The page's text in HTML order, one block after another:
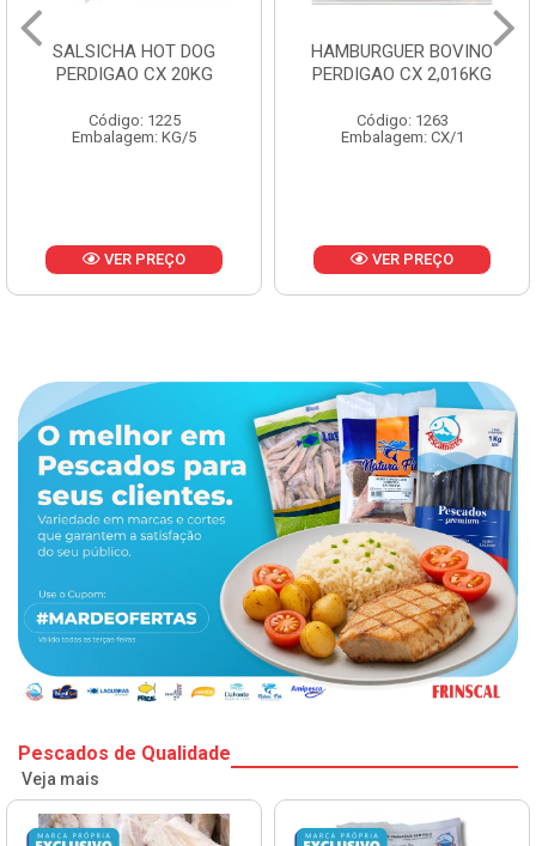
SALSICHA HOT DOG
PERDIGAO CX 20KG
Código: 1225
Embalagem: KG/5
VER PREÇO
HAMBURGUER BOVINO
PERDIGAO CX 2,016KG
Código: 1263
Embalagem: CX/1
VER PREÇO
Pescados de Qualidade
Veja mais